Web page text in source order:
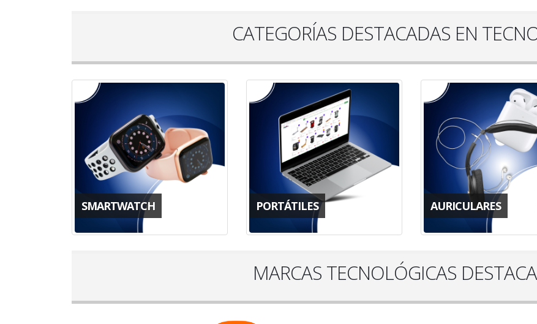
CATEGORÍAS DESTACADAS EN
SMARTWATCH PORTÁTILES AURICULARES
MARCAS TECNOLÓGICAS